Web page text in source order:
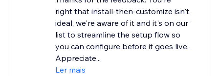
right that install-then-customize isn't
ideal, we're aware of it and it's on our
list to streamline the setup flow so
you can configure before it goes live.
Appreciate...
Ler mais